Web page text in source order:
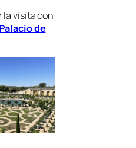
la visita con
Palacio de